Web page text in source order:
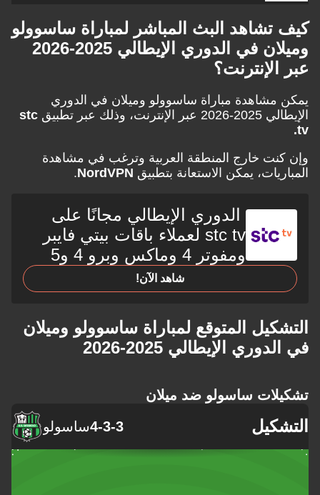
البث المباشر لمباراة ساسوولو
وميلان في الدوري الإيطالي 2025-2026
مباراة ساسوولو وميلان في الدوري
عبر تطبيق
stc
خارج المنطقة العربية وترغب في مشاهدة
يمكن الاستعانة بتطبيق NordVPN
.
الدوري الإيطالي مجانًا على
stc tv لعملاء باقات بيتي فايبر
ومفوتر 4 وماكس وبرو 4 و5
شاهد الآن!
المتوقع لمباراة ساسوولو وميلان
الإيطالي 2025-2026
ساسولو ضد ميلان
ساسولو